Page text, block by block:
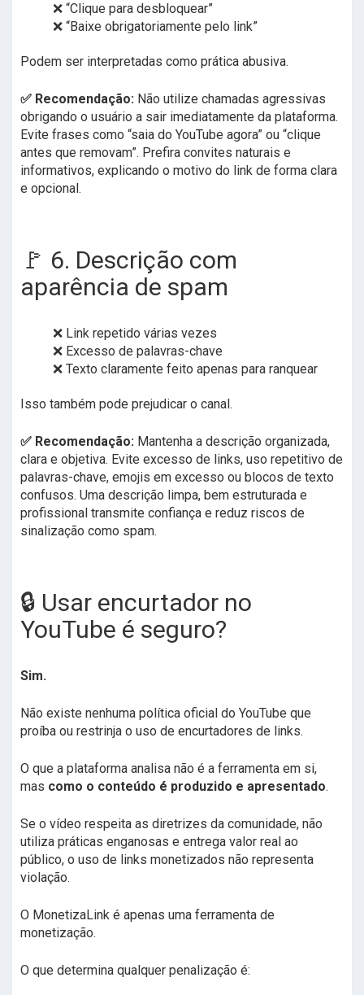
❌ “Clique para desbloquear”
❌ “Baixe obrigatoriamente pelo link”
Podem ser interpretadas como prática abusiva.
✅ Recomendação: Não utilize chamadas agressivas
obrigando o usuário a sair imediatamente da plataforma.
Evite frases como “saia do YouTube agora” ou “clique
antes que removam”. Prefira convites naturais e
informativos, explicando o motivo do link de forma clara
e opcional.
🚩 6. Descrição com
aparência de spam
❌ Link repetido várias vezes
❌ Excesso de palavras-chave
❌ Texto claramente feito apenas para ranquear
Isso também pode prejudicar o canal.
✅ Recomendação: Mantenha a descrição organizada,
clara e objetiva. Evite excesso de links, uso repetitivo de
palavras-chave, emojis em excesso ou blocos de texto
confusos. Uma descrição limpa, bem estruturada e
profissional transmite confiança e reduz riscos de
sinalização como spam.
🔒 Usar encurtador no
YouTube é seguro?
Sim.
Não existe nenhuma política oficial do YouTube que
proíba ou restrinja o uso de encurtadores de links.
O que a plataforma analisa não é a ferramenta em si,
mas como o conteúdo é produzido e apresentado.
Se o vídeo respeita as diretrizes da comunidade, não
utiliza práticas enganosas e entrega valor real ao
público, o uso de links monetizados não representa
violação.
O MonetizaLink é apenas uma ferramenta de
monetização.
O que determina qualquer penalização é: